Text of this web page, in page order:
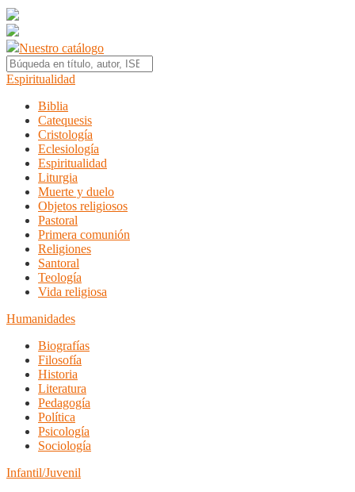
Nuestro catálogo
Espiritualidad
Biblia
Catequesis
Cristología
Eclesiología
Espiritualidad
Liturgia
Muerte y duelo
Objetos religiosos
Pastoral
Primera comunión
Religiones
Santoral
Teología
Vida religiosa
Humanidades
Biografías
Filosofía
Historia
Literatura
Pedagogía
Política
Psicología
Sociología
Infantil/Juvenil